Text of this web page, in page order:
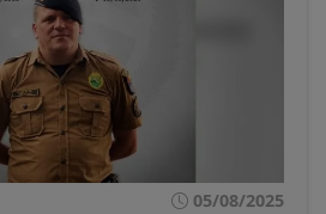
05/08/2025